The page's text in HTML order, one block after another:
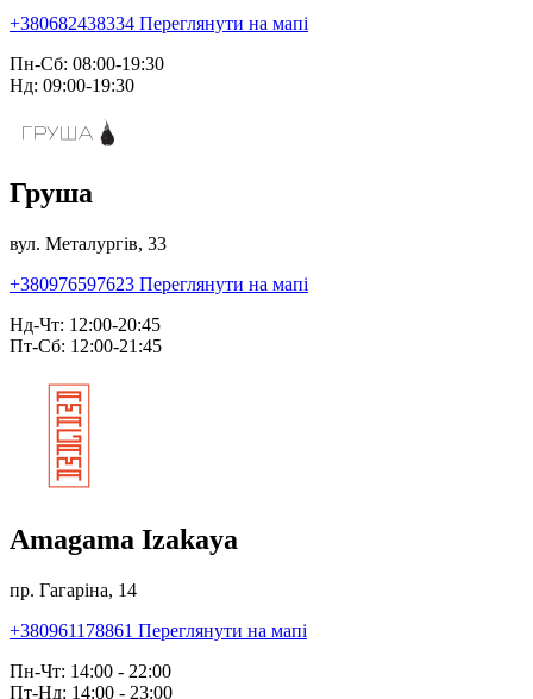
+380682438334 Переглянути на мапі
Пн-Сб: 08:00-19:30
Нд: 09:00-19:30
Груша
вул. Металургів, 33
+380976597623 Переглянути на мапі
Нд-Чт: 12:00-20:45
Пт-Сб: 12:00-21:45
Amagama Izakaya
пр. Гагаріна, 14
+380961178861 Переглянути на мапі
Пн-Чт: 14:00 - 22:00
Пт-Нд: 14:00 - 23:00